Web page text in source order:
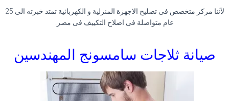
لآننا مركز متخصص فى تصليح الاجهزة المنزلية و الكهربائية تمتد خبرته الى 25
عام متواصلة فى اصلاح التكييف فى مصر.
صيانة ثلاجات سامسونج المهندسين